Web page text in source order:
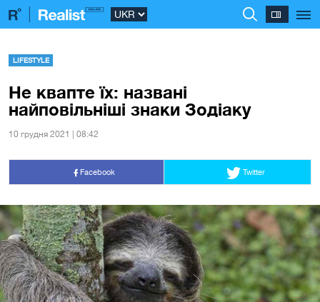
LIFESTYLE
Не квапте їх: названі
найповільніші знаки Зодіаку
10 грудня 2021 | 08:42
Facebook Twitter